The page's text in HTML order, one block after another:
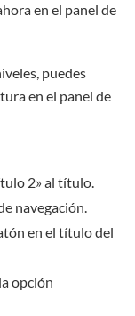
en el panel de
puedes
en el panel de
2» al título.
navegación.
en el título del
opción